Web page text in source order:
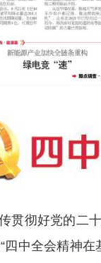
彻好党的二十
四中全会精神